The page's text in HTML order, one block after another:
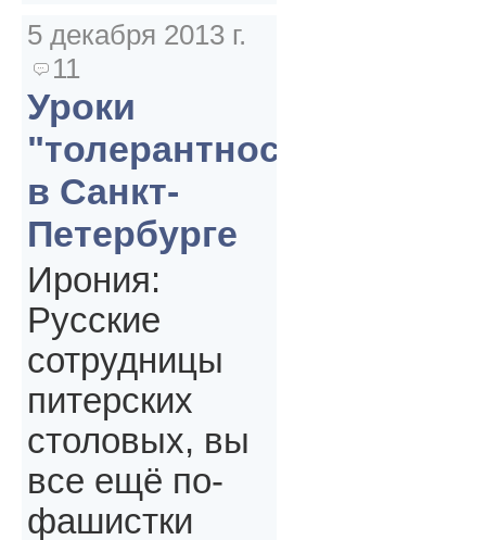
5 декабря 2013 г.
11
Уроки
"толерантности"
в Санкт-
Петербурге
Ирония:
Русские
сотрудницы
питерских
столовых, вы
все ещё по-
фашистки